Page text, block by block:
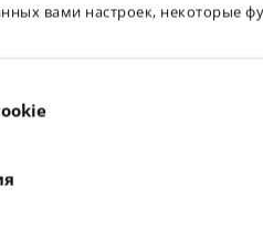
вами настроек, некоторые